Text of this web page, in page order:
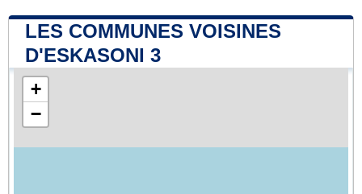
LES COMMUNES VOISINES
D'ESKASONI 3
+
−